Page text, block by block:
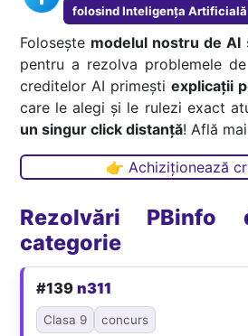
folosind Inteligența Artificială
Folosește modelul nostru de AI
pentru a rezolva problemele
creditelor AI primești explicații
care le alegi și le rulezi exact
un singur click distanță! Află
👉 Achiziționează
Rezolvări PBinfo
categorie
#139n311
Clasa 9 concurs